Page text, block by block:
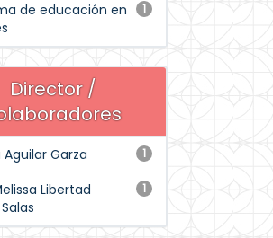
1
de educación en
Director /
1
Garza
1
Libertad